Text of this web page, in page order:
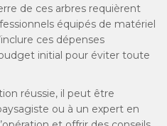
de ces arbres requièrent
équipés de matériel
ces dépenses
initial pour éviter toute
réussie, il peut être
ou à un expert en